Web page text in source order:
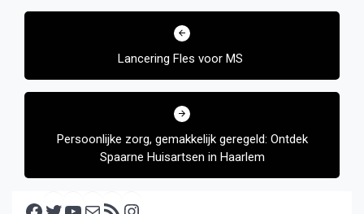
Bericht
Lancering Fles voor MS
Persoonlijke zorg, gemakkelijk geregeld: Ontdek
Spaarne Huisartsen in Haarlem
Facebook Twitter YouTube E-mail RSS feed